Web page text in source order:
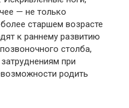
— не только
старшем возрасте
к раннему развитию
столба,
при
родить